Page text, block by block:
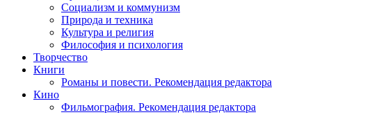
Социализм и коммунизм
Природа и техника
Культура и религия
Философия и психология
Творчество
Книги
Романы и повести. Рекомендация редактора
Кино
Фильмография. Рекомендация редактора